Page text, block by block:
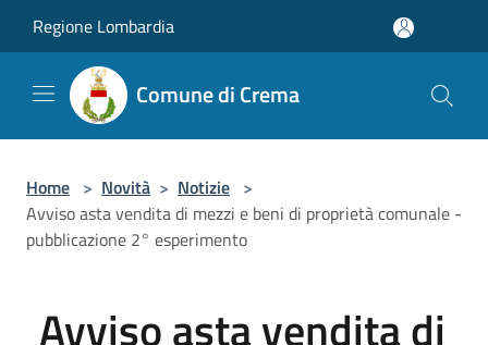
Regione Lombardia
Comune di Crema
Home > Novità > Notizie >
Avviso asta vendita di mezzi e beni di proprietà comunale -
pubblicazione 2° esperimento
Avviso asta vendita di